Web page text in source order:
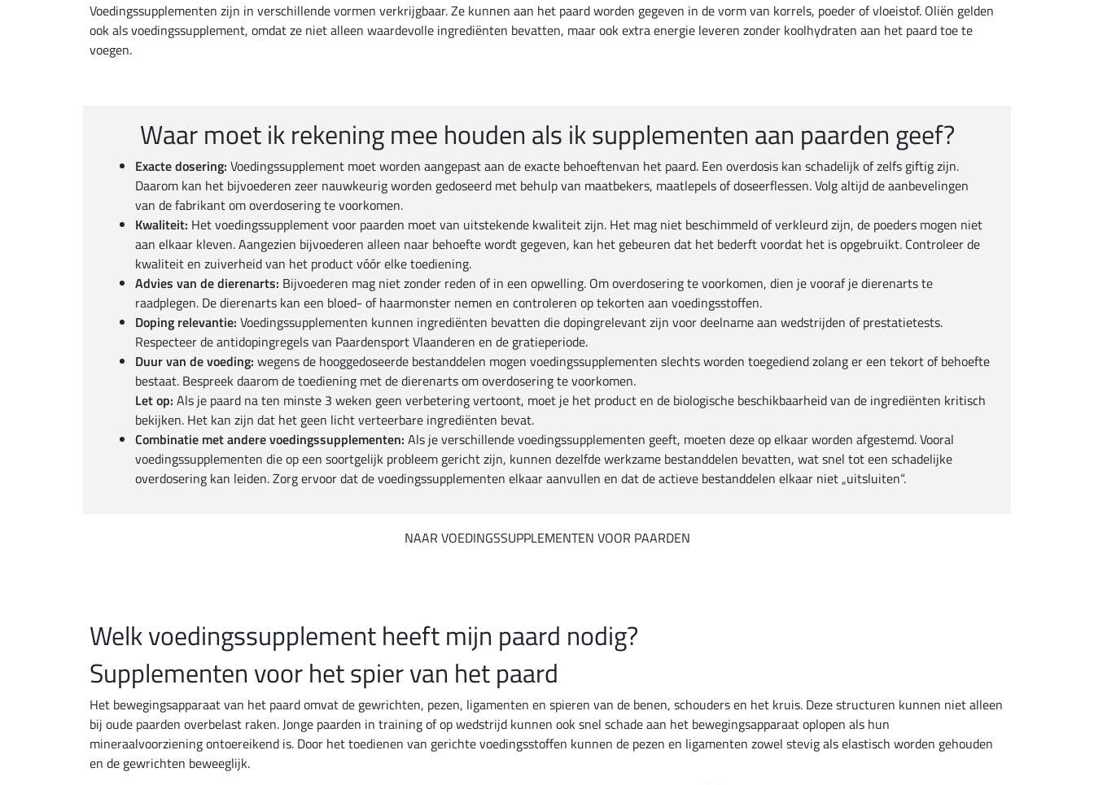
Voedingssupplementen zijn in verschillende vormen verkrijgbaar. Ze kunnen aan het paard worden gegeven in de vorm van korrels, poeder of vloeistof. Oliën gelden
ook als voedingssupplement, omdat ze niet alleen waardevolle ingrediënten bevatten, maar ook extra energie leveren zonder koolhydraten aan het paard toe te
voegen.
Waar moet ik rekening mee houden als ik supplementen aan paarden geef?
Exacte dosering: Voedingssupplement moet worden aangepast aan de exacte behoeftenvan het paard. Een overdosis kan schadelijk of zelfs giftig zijn.
Daarom kan het bijvoederen zeer nauwkeurig worden gedoseerd met behulp van maatbekers, maatlepels of doseerflessen. Volg altijd de aanbevelingen
van de fabrikant om overdosering te voorkomen.
Kwaliteit: Het voedingssupplement voor paarden moet van uitstekende kwaliteit zijn. Het mag niet beschimmeld of verkleurd zijn, de poeders mogen niet
aan elkaar kleven. Aangezien bijvoederen alleen naar behoefte wordt gegeven, kan het gebeuren dat het bederft voordat het is opgebruikt. Controleer de
kwaliteit en zuiverheid van het product vóór elke toediening.
Advies van de dierenarts: Bijvoederen mag niet zonder reden of in een opwelling. Om overdosering te voorkomen, dien je vooraf je dierenarts te
raadplegen. De dierenarts kan een bloed- of haarmonster nemen en controleren op tekorten aan voedingsstoffen.
Doping relevantie: Voedingssupplementen kunnen ingrediënten bevatten die dopingrelevant zijn voor deelname aan wedstrijden of prestatietests.
Respecteer de antidopingregels van Paardensport Vlaanderen en de gratieperiode.
Duur van de voeding: wegens de hooggedoseerde bestanddelen mogen voedingssupplementen slechts worden toegediend zolang er een tekort of behoefte
bestaat. Bespreek daarom de toediening met de dierenarts om overdosering te voorkomen.
Let op: Als je paard na ten minste 3 weken geen verbetering vertoont, moet je het product en de biologische beschikbaarheid van de ingrediënten kritisch
bekijken. Het kan zijn dat het geen licht verteerbare ingrediënten bevat.
Combinatie met andere voedingssupplementen: Als je verschillende voedingssupplementen geeft, moeten deze op elkaar worden afgestemd. Vooral
voedingssupplementen die op een soortgelijk probleem gericht zijn, kunnen dezelfde werkzame bestanddelen bevatten, wat snel tot een schadelijke
overdosering kan leiden. Zorg ervoor dat de voedingssupplementen elkaar aanvullen en dat de actieve bestanddelen elkaar niet „uitsluiten“.
NAAR VOEDINGSSUPPLEMENTEN VOOR PAARDEN
Welk voedingssupplement heeft mijn paard nodig?
Supplementen voor het spier van het paard
Het bewegingsapparaat van het paard omvat de gewrichten, pezen, ligamenten en spieren van de benen, schouders en het kruis. Deze structuren kunnen niet alleen
bij oude paarden overbelast raken. Jonge paarden in training of op wedstrijd kunnen ook snel schade aan het bewegingsapparaat oplopen als hun
mineraalvoorziening ontoereikend is. Door het toedienen van gerichte voedingsstoffen kunnen de pezen en ligamenten zowel stevig als elastisch worden gehouden
en de gewrichten beweeglijk.